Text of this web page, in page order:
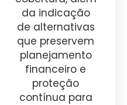
da indicação
de alternativas
que preservem
planejamento
financeiro e
proteção
contínua para